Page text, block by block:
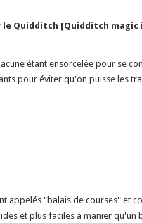
Quidditch [Quidditch magic
étant ensorcelée pour se
pour éviter qu'on puisse les
appelés "balais de courses" et
et plus faciles à manier qu'un